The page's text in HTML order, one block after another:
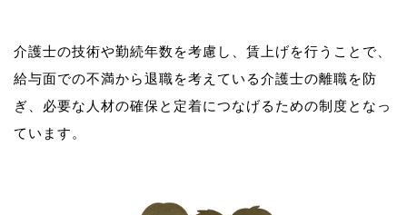
介護士の技術や勤続年数を考慮し、賃上げを行うことで、
給与面での不満から退職を考えている介護士の離職を防
ぎ、必要な人材の確保と定着につなげるための制度となっ
ています。